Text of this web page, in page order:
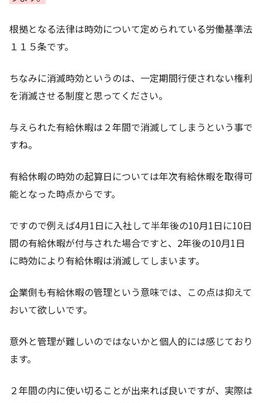
根拠となる法律は時効について定められている労働基準法
１１５条です。
ちなみに消滅時効というのは、一定期間行使されない権利
を消滅させる制度と思ってください。
与えられた有給休暇は２年間で消滅してしまうという事で
すね。
有給休暇の時効の起算日については年次有給休暇を取得可
能となった時点からです。
ですので例えば4月1日に入社して半年後の10月1日に10日
間の有給休暇が付与された場合ですと、2年後の10月1日
に時効により有給休暇は消滅してしまいます。
企業側も有給休暇の管理という意味では、この点は抑えて
おいて欲しいです。
意外と管理が難しいのではないかと個人的には感じており
ます。
２年間の内に使い切ることが出来れば良いですが、実際は